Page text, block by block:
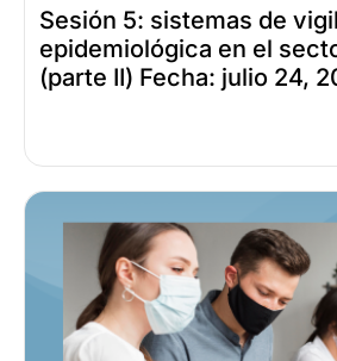
Sesión 5: sistemas de
epidemiológica en el
(parte II) Fecha: julio 24,